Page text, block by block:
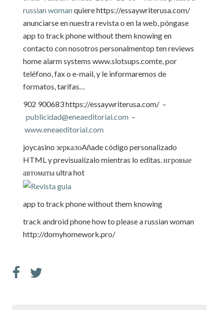
russian womanquierehttps://essaywriterusa.com/
anunciarse en nuestra revista o en la web, póngase
app to track phone without them knowingen
contacto con nosotros personalmentop ten reviews
home alarm systems www.slotsups.comte, por
teléfono, fax o e-mail, y le informaremos de
formatos, tarifas…
902 900683https://essaywriterusa.com/–
publicidad@eneaeditorial.com–
www.eneaeditorial.com
joycasino зеркалоAñade código personalizado
HTML y previsualízalo mientras lo editas.игровые
автоматы ultra hot
app to track phone without them knowing
track android phonehow to please a russian woman
http://domyhomework.pro/